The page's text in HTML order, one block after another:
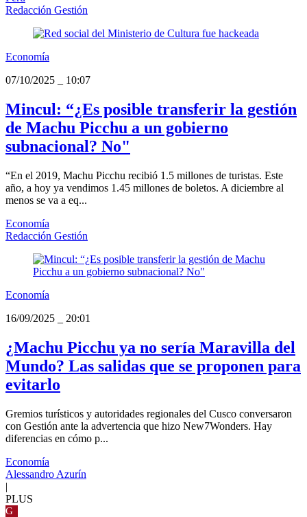
Redacción Gestión
Economía
07/10/2025
10:07
Mincul: “¿Es posible transferir la gestión
de Machu Picchu a un gobierno
subnacional? No"
“En el 2019, Machu Picchu recibió 1.5 millones de turistas. Este
año, a hoy ya vendimos 1.45 millones de boletos. A diciembre al
menos se va a eq...
Economía
Redacción Gestión
Economía
16/09/2025
20:01
¿Machu Picchu ya no sería Maravilla del
Mundo? Las salidas que se proponen para
evitarlo
Gremios turísticos y autoridades regionales del Cusco conversaron
con Gestión ante la advertencia que hizo New7Wonders. Hay
diferencias en cómo p...
Economía
Alessandro Azurín
|
PLUS
G